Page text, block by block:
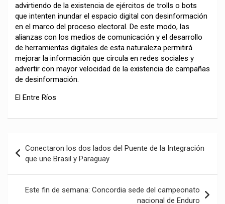
advirtiendo de la existencia de ejércitos de trolls o bots
que intenten inundar el espacio digital con desinformación
en el marco del proceso electoral. De este modo, las
alianzas con los medios de comunicación y el desarrollo
de herramientas digitales de esta naturaleza permitirá
mejorar la información que circula en redes sociales y
advertir con mayor velocidad de la existencia de campañas
de desinformación.
El Entre Ríos
de
entradas
Conectaron los dos lados del Puente de la Integración
que une Brasil y Paraguay
Este fin de semana: Concordia sede del campeonato
nacional de Enduro